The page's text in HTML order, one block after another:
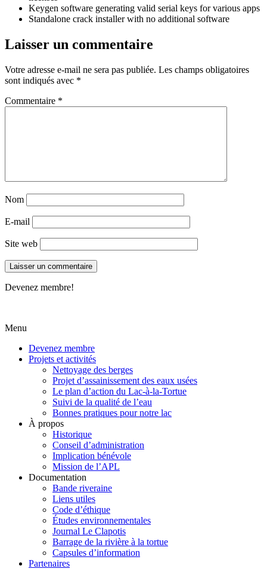
Keygen software generating valid serial keys for various apps
Standalone crack installer with no additional software
Laisser un commentaire
Votre adresse e-mail ne sera pas publiée. Les champs obligatoires
sont indiqués avec *
Commentaire *
Nom
E-mail
Site web
Devenez membre!
Menu
Devenez membre
Projets et activités
Nettoyage des berges
Projet d’assainissement des eaux usées
Le plan d’action du Lac-à-la-Tortue
Suivi de la qualité de l’eau
Bonnes pratiques pour notre lac
À propos
Historique
Conseil d’administration
Implication bénévole
Mission de l’APL
Documentation
Bande riveraine
Liens utiles
Code d’éthique
Études environnementales
Journal Le Clapotis
Barrage de la rivière à la tortue
Capsules d’information
Partenaires